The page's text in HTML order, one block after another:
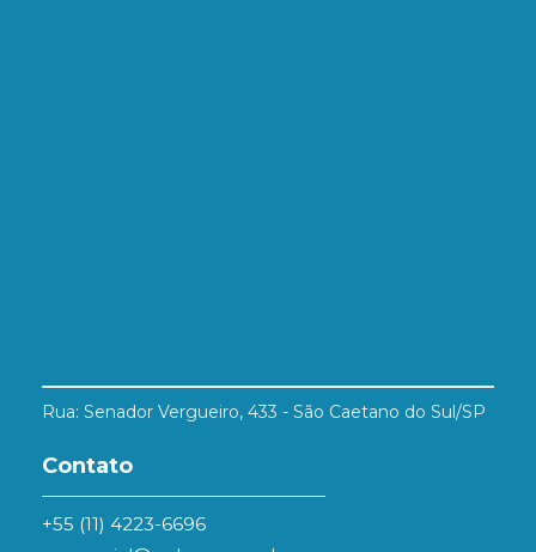
Rua: Senador Vergueiro, 433 - São Caetano do Sul/SP
Contato
+55 (11) 4223-6696